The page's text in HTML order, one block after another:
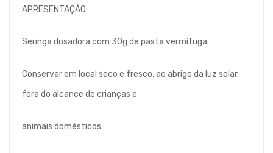
APRESENTAÇÃO:
Seringa dosadora com 30g de pasta vermífuga.
Conservar em local seco e fresco, ao abrigo da luz solar,
fora do alcance de crianças e
animais domésticos.